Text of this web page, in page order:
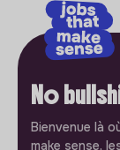
No
Bienvenue là
make sense,